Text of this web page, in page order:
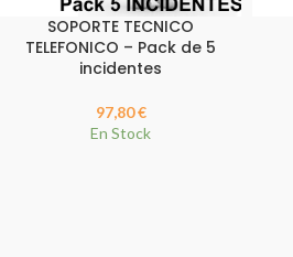
SOPORTE TECNICO
TELEFONICO – Pack de 5
incidentes
97,80€
En Stock